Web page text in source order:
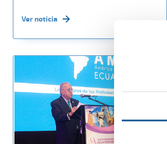
Ver noticia